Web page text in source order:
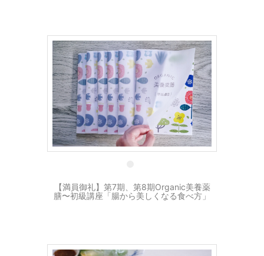
28 12月
【満員御礼】第7期、第8期Organic美養薬
膳〜初級講座「腸から美しくなる食べ方」